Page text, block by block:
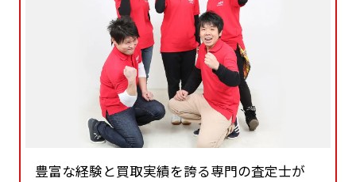
豊富な経験と買取実績を誇る専門の査定士が